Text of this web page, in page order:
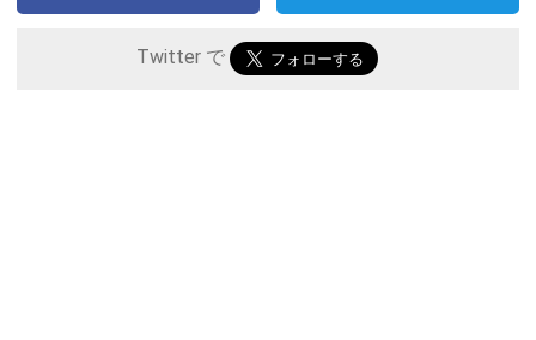
Twitter で